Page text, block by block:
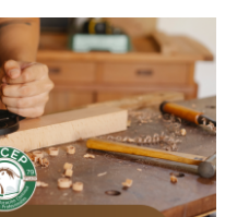
was:
$830.00.
is:
$675.00.